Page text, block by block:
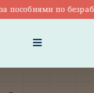
по
Toggle
Navigation